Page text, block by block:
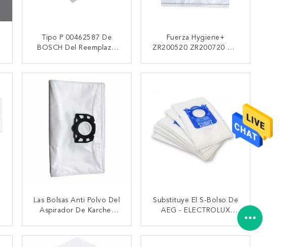
Tipo P 00462587 De
BOSCH Del Reemplazo
Del Micrófono
CONTACTAR AHORA
Fuerza Hygiene+
ZR200520 ZR200720 Del
CONTACTAR AHORA
Las Bolsas Anti Polvo Del
Aspirador De Karcher
CONTACTAR AHORA
Substituye El S-Bolso De
AEG - ELECTROLUX
E200/AEG Favorables 10
CONTACTAR AHORA